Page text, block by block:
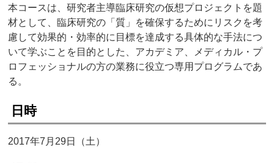
本コースは、研究者主導臨床研究の仮想プロジェクトを題
材として、臨床研究の「質」を確保するためにリスクを考
慮して効果的・効率的に目標を達成する具体的な手法につ
いて学ぶことを目的とした、アカデミア、メディカル・プ
ロフェッショナルの方の業務に役立つ専用プログラムであ
る。
日時
2017年7月29日（土）